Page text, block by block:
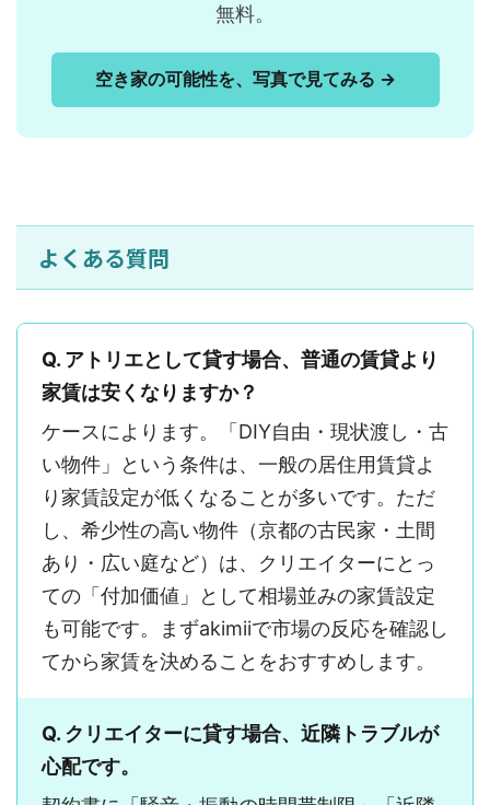
無料。
空き家の可能性を、写真で見てみる →
よくある質問
Q. アトリエとして貸す場合、普通の賃貸より
家賃は安くなりますか？
ケースによります。「DIY自由・現状渡し・古
い物件」という条件は、一般の居住用賃貸よ
り家賃設定が低くなることが多いです。ただ
し、希少性の高い物件（京都の古民家・土間
あり・広い庭など）は、クリエイターにとっ
ての「付加価値」として相場並みの家賃設定
も可能です。まずakimiiで市場の反応を確認し
てから家賃を決めることをおすすめします。
Q. クリエイターに貸す場合、近隣トラブルが
心配です。